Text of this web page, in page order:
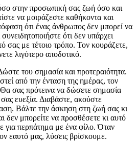
στην προσωπική σας ζωή όσο και
να μοιράζεστε καθήκοντα και
ότι ένας άνθρωπος δεν μπορεί να
ότι δεν υπάρχει
σας με τέτοιο τρόπο. Τον κουράζετε,
λιγότερο αποδοτικό.
του σημασία και προτεραιότητα.
από την ένταση της ημέρας, τον
Θα σας πρότεινα να δώσετε σημασία
ευεξία. Διαβάστε, ακούστε
Βάλτε την άσκηση στη ζωή σας κι
δεν μπορείτε να προσθέσετε κι αυτό
για περπάτημα με ένα φίλο. Όταν
εαυτό μας, λύσεις βρίσκουμε.